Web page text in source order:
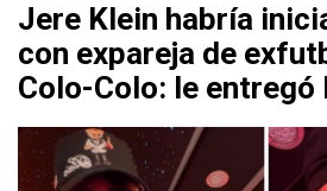
Jere Klein habría
con expareja de
Colo-Colo: le entregó